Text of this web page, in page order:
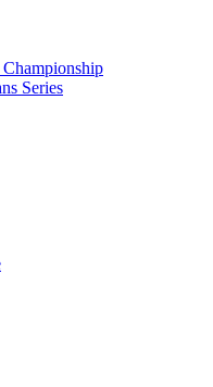
Series